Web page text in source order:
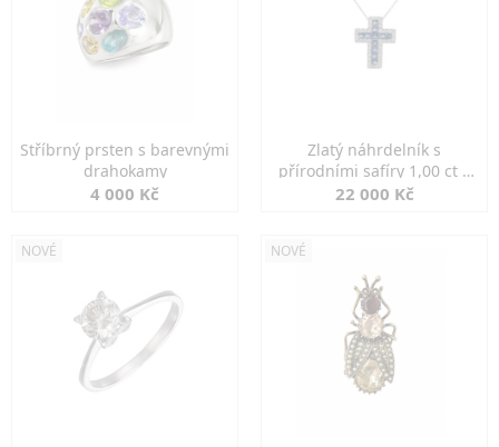
Stříbrný prsten s barevnými
drahokamy
4 000 Kč
Zlatý náhrdelník s
přírodními safíry 1,00 ct a
diamanty
22 000 Kč
NOVÉ NOVÉ